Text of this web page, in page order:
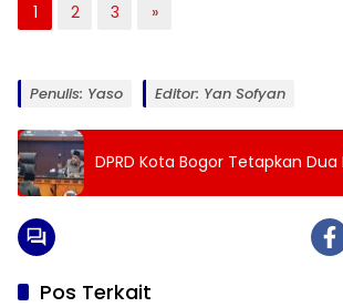
1 2 3 »
Penulis: Yaso Editor: Yan Sofyan
DPRD Kota Bogor Tetapkan Dua
Pos Terkait